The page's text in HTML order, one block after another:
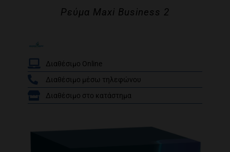
/
Ρεύμα Maxi Business 2
Διαθέσιμο Online
Διαθέσιμο μέσω τηλεφώνου
Διαθέσιμο στο κατάστημα